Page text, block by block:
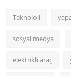
Teknoloji
sosyal medya
elektrikli araç